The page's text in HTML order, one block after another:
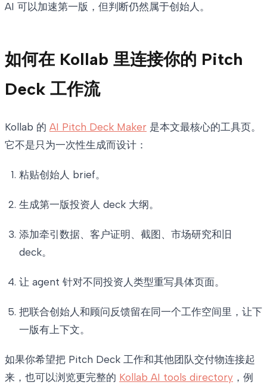
AI 可以加速第一版，但判断仍然属于创始人。
如何在 Kollab 里连接你的 Pitch
Deck 工作流
Kollab 的 AI Pitch Deck Maker 是本文最核心的工具页。
它不是只为一次性生成而设计：
粘贴创始人 brief。
生成第一版投资人 deck 大纲。
添加牵引数据、客户证明、截图、市场研究和旧
deck。
让 agent 针对不同投资人类型重写具体页面。
把联合创始人和顾问反馈留在同一个工作空间里，让下
一版有上下文。
如果你希望把 Pitch Deck 工作和其他团队交付物连接起
来，也可以浏览更完整的 Kollab AI tools directory ，例